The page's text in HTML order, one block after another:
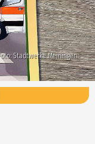
Stadtwerke Meiningen